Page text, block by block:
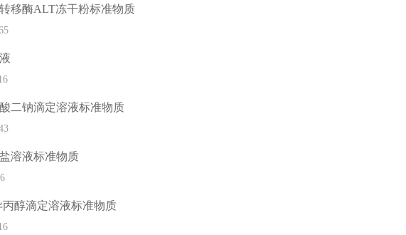
移酶ALT冻干粉标准物质
二钠滴定溶液标准物质
溶液标准物质
醇滴定溶液标准物质